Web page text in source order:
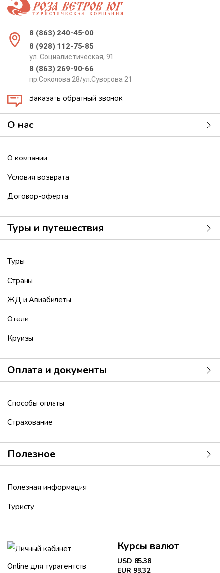
8 (863) 240-45-00
8 (928) 112-75-85
ул. Социалистическая, 91
8 (863) 269-90-66
пр.Соколова 28/ул.Суворова 21
Заказать обратный звонок
О нас
О компании
Условия возврата
Договор-оферта
Туры и путешествия
Туры
Страны
ЖД и Авиабилеты
Отели
Круизы
Оплата и документы
Способы оплаты
Страхование
Полезное
Полезная информация
Туристу
Личный кабинет
Online для турагентств
Курсы валют
USD 85.38
EUR 98.32